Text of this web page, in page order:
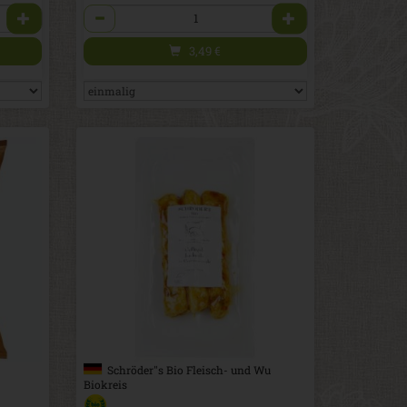
Anzahl
3,49 €
Schröder''s Bio Fleisch- und Wu
Biokreis